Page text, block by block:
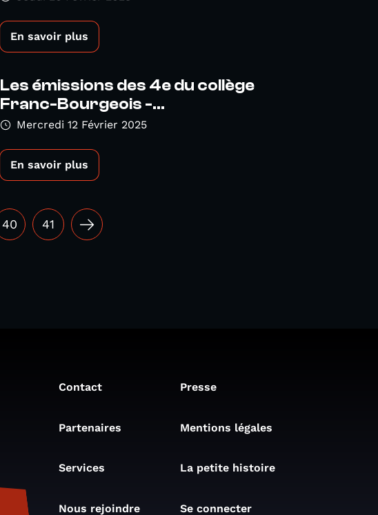
En savoir plus
Les émissions des 4e du collège
Franc-Bourgeois -...
Mercredi 12 Février 2025
En savoir plus
40 41
Contact Presse
Partenaires Mentions légales
Services La petite histoire
Nous rejoindre Se connecter